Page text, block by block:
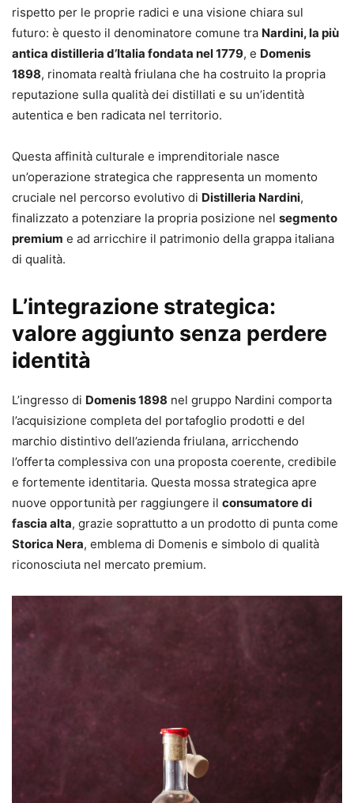
rispetto per le proprie radici e una visione chiara sul
futuro: è questo il denominatore comune tra Nardini, la più
antica distilleria d’Italia fondata nel 1779, e Domenis
1898, rinomata realtà friulana che ha costruito la propria
reputazione sulla qualità dei distillati e su un’identità
autentica e ben radicata nel territorio.
Questa affinità culturale e imprenditoriale nasce
un’operazione strategica che rappresenta un momento
cruciale nel percorso evolutivo di Distilleria Nardini,
finalizzato a potenziare la propria posizione nel segmento
premium e ad arricchire il patrimonio della grappa italiana
di qualità.
L’integrazione strategica:
valore aggiunto senza perdere
identità
L’ingresso di Domenis 1898 nel gruppo Nardini comporta
l’acquisizione completa del portafoglio prodotti e del
marchio distintivo dell’azienda friulana, arricchendo
l’offerta complessiva con una proposta coerente, credibile
e fortemente identitaria. Questa mossa strategica apre
nuove opportunità per raggiungere il consumatore di
fascia alta, grazie soprattutto a un prodotto di punta come
Storica Nera, emblema di Domenis e simbolo di qualità
riconosciuta nel mercato premium.